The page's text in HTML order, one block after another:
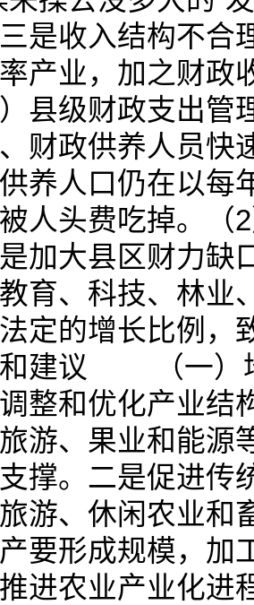
是收入结构不合
产业，加之财政
级财政支出管
财政供养人员快
养人口仍在以每
人头费吃掉。（
加大县区财力缺
育、科技、林业
法定的增长比例
和建议 （一）
整和优化产业结
游、果业和能源
撑。二是促进传
游、休闲农业和
要形成规模，加
进农业产业化进